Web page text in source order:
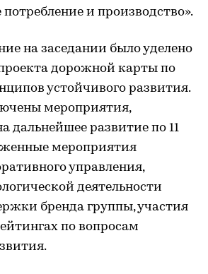
потребление и производство».
на заседании было уделено
дорожной карты по
устойчивого развития.
мероприятия,
дальнейшее развитие по 11
мероприятия
управления,
деятельности
бренда группы, участия
по вопросам